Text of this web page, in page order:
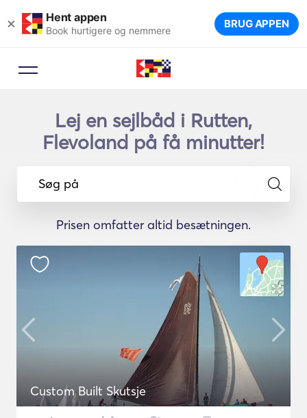
× Hent appen
Book hurtigere og nemmere BRUG APPEN
Lej en sejlbåd i Rutten,
Flevoland på få minutter!
Søg på
Prisen omfatter altid besætningen.
Custom Built Skutsje